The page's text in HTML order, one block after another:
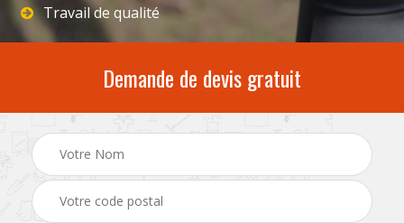
Travail de qualité
Demande de devis gratuit